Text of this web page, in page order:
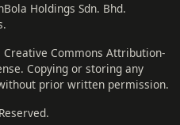
Holdings Sdn. Bhd.
Commons Attribution-
Copying or storing any
prior written permission.